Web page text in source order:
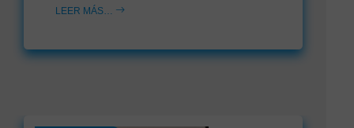
LEER MÁS…